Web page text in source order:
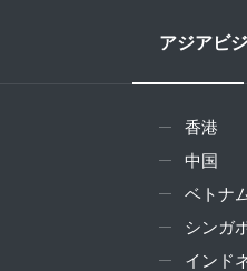
アジアビ
香港
中国
ベトナ
シンガ
インド